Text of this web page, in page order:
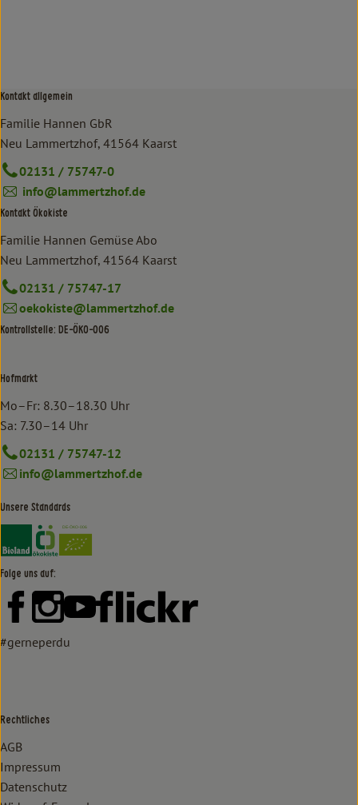
Kontakt allgemein
Familie Hannen GbR
Neu Lammertzhof, 41564 Kaarst
02131 / 75747-0
info@lammertzhof.de
Kontakt Ökokiste
Familie Hannen Gemüse Abo
Neu Lammertzhof, 41564 Kaarst
02131 / 75747-17
oekokiste@lammertzhof.de
Kontrollstelle: DE-ÖKO-006
Hofmarkt
Mo–Fr: 8.30–18.30 Uhr
Sa: 7.30–14 Uhr
02131 / 75747-12
info@lammertzhof.de
Unsere Standards
Externer Link zu https://www.bioland.de/verbraucher
Externer Link zu https://www.oekokiste.de/
Folge uns auf:
Externer Link zu https://www.facebook.com/lammertzhof/
Externer Link zu https://www.instagram.com/
Externer Link zu https://www.youtube.com/
Externer Link zu https://
#gerneperdu
Rechtliches
AGB
Impressum
Datenschutz